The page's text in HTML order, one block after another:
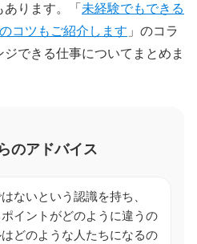
ります。「 未経験でもできる
コツもご紹介します 」のコラ
できる仕事についてまとめま
のアドバイス
ないという認識を持ち、
ポイントがどのように違うの
どのような人たちになるの